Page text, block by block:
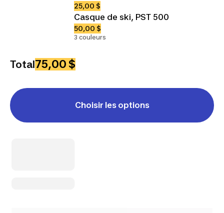
25,00 $
Casque de ski, PST 500
50,00 $
3 couleurs
Total75,00 $
Choisir les options